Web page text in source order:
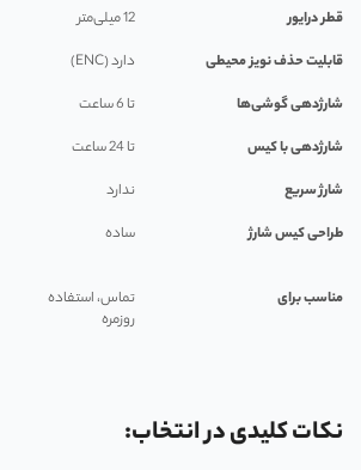
قطر درایور
12 میلی‌متر
قابلیت حذف نویز محیطی
دارد (ENC)
شارژدهی گوشی‌ها
تا 6 ساعت
شارژدهی با کیس
تا 24 ساعت
شارژ سریع
ندارد
طراحی کیس شارژ
ساده
مناسب برای
تماس، استفاده
روزمره
نکات کلیدی در انتخاب: